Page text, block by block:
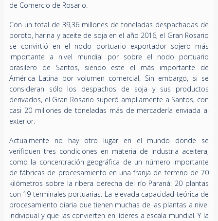
de Comercio de Rosario.
Con un total de 39,36 millones de toneladas despachadas de
poroto, harina y aceite de soja en el año 2016, el Gran Rosario
se convirtió en el nodo portuario exportador sojero más
importante a nivel mundial por sobre el nodo portuario
brasilero de Santos, siendo este el más importante de
América Latina por volumen comercial. Sin embargo, si se
consideran sólo los despachos de soja y sus productos
derivados, el Gran Rosario superó ampliamente a Santos, con
casi 20 millones de toneladas más de mercadería enviada al
exterior.
Actualmente no hay otro lugar en el mundo donde se
verifiquen tres condiciones en materia de industria aceitera,
como la concentración geográfica de un número importante
de fábricas de procesamiento en una franja de terreno de 70
kilómetros sobre la ribera derecha del río Paraná: 20 plantas
con 19 terminales portuarias. La elevada capacidad teórica de
procesamiento diaria que tienen muchas de las plantas a nivel
individual y que las convierten en líderes a escala mundial. Y la